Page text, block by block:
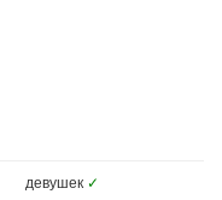
девушек ✓